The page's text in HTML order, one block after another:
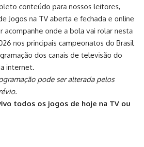
conteúdo para nossos leitores,
Jogos na TV aberta e fechada e online
acompanhe onde a bola vai rolar nesta
nos principais campeonatos do Brasil
dos canais de televisão do
internet.
pode ser alterada pelos
todos os jogos de hoje na TV ou